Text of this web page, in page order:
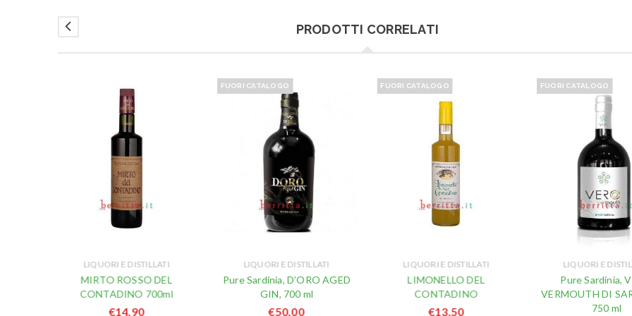
PRODOTTI CORRELATI
LIQUORI E DISTILLATI
MIRTO ROSSO DEL
CONTADINO 700ml
€14,90
FUORI CATALOGO
LIQUORI E DISTILLATI
Pure Sardinia, D’ORO AGED
GIN, 700 ml
€50,00
FUORI CATALOGO
LIQUORI E DISTILLATI
LIMONELLO DEL
CONTADINO
€13,50
FUORI CATALOGO
LIQUORI E
Pure Sardinia,
VERMOUTH DI
750 ml